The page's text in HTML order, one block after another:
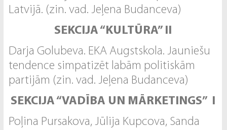
Latvijā. (zin. vad. Jeļena Budanceva)
SEKCIJA “KULTŪRA” II
Darja Golubeva. EKA Augstskola. Jauniešu
tendence simpatizēt labām politiskām
partijām (zin. vad. Jeļena Budanceva)
SEKCIJA “VADĪBA UN MĀRKETINGS” I
Poļina Pursakova, Jūlija Kupcova, Sanda